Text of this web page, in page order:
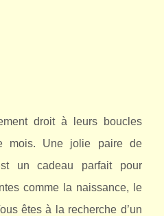
droit à leurs boucles
mois. Une jolie paire de
un cadeau parfait pour
comme la naissance, le
êtes à la recherche d’un